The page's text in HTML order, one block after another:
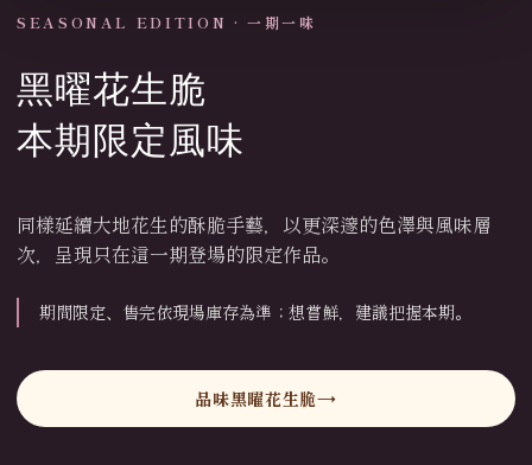
SEASONAL EDITION · 一期一味
黑曜花生脆
本期限定風味
同樣延續大地花生的酥脆手藝，以更深邃的色澤與風味層
次，呈現只在這一期登場的限定作品。
期間限定、售完依現場庫存為準；想嘗鮮，建議把握本期。
品味黑曜花生脆